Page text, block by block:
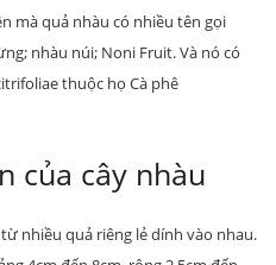
mà quả nhàu có nhiều tên gọi
nhàu núi; Noni Fruit. Và nó có
thuộc họ Cà phê
của cây nhàu
nhiều quả riêng lẻ dính vào nhau.